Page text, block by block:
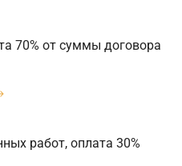
70% от суммы договора
работ, оплата 30%